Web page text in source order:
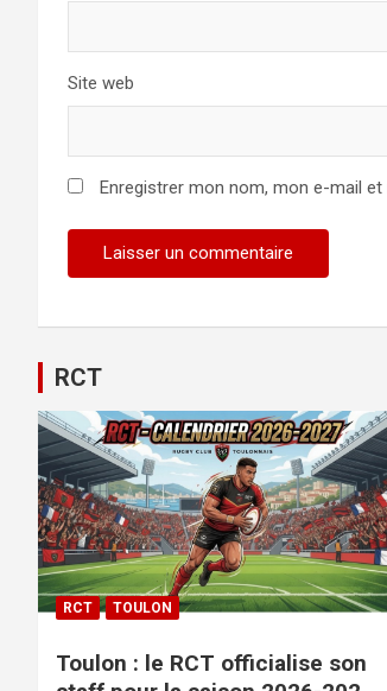
Site web
Enregistrer mon nom, mon e-mail
RCT
RCT TOULON
Toulon : le RCT officialise son